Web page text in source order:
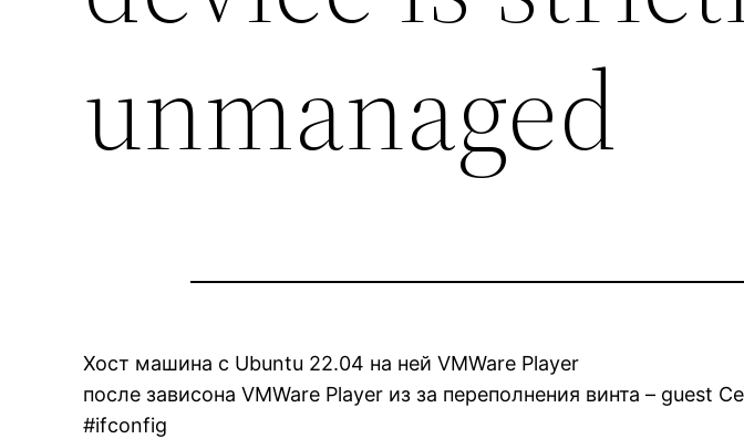
unmanaged
Хост машина с Ubuntu 22.04 на ней VMWare Player
после зависона VMWare Player из за переполнения винта – guest
#ifconfig